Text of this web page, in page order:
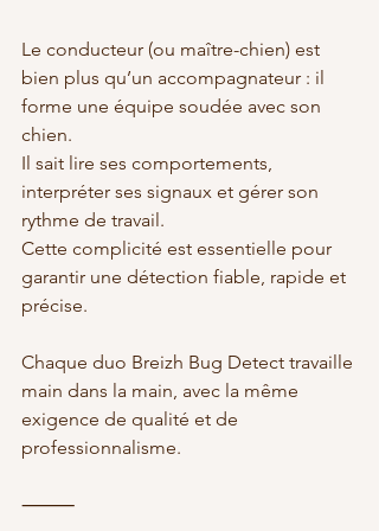
Le conducteur (ou maître-chien) est
bien plus qu’un accompagnateur : il
forme une équipe soudée avec son
chien.
Il sait lire ses comportements,
interpréter ses signaux et gérer son
rythme de travail.
Cette complicité est essentielle pour
garantir une détection fiable, rapide et
précise.
Chaque duo Breizh Bug Detect travaille
main dans la main, avec la même
exigence de qualité et de
professionnalisme.
⸻